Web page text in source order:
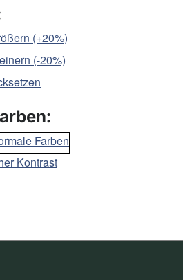
(+20%)
(-20%)
Farben
Kontrast